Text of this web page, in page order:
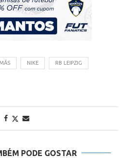
NIKE RB LEIPZIG
PODE GOSTAR